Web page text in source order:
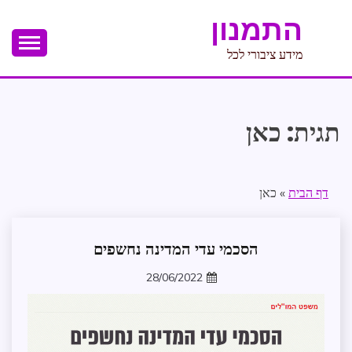
התמנון
מידע ציבורי לכל
תגית: כאן
דף הבית » כאן
בקשה
דלתות
חדשות
הסכמי עדי המדינה נחשפים
28/06/2022